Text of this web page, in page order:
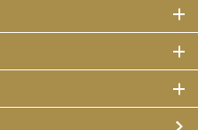
本人との連絡その他、採